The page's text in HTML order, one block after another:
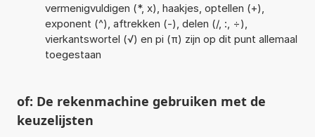
vermenigvuldigen (*, x), haakjes, optellen (+),
exponent (^), aftrekken (-), delen (/, :, ÷),
vierkantswortel (√) en pi (π) zijn op dit punt allemaal
toegestaan
of: De rekenmachine gebruiken met de
keuzelijsten